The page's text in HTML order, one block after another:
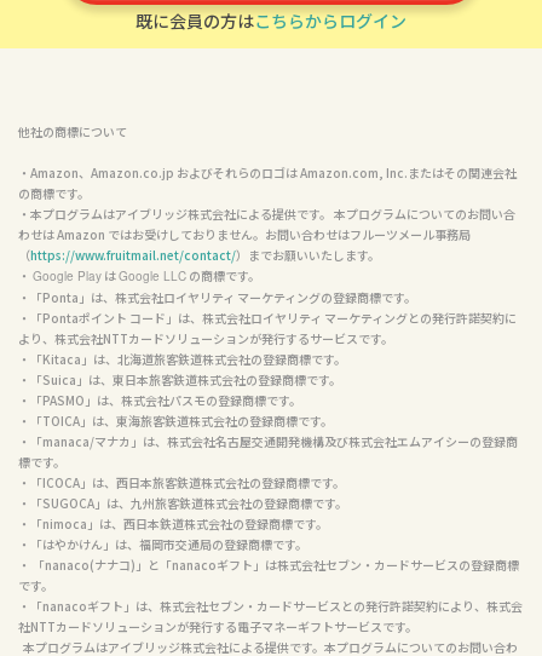
既に会員の方はこちらからログイン
他社の商標について
・Amazon、Amazon.co.jp およびそれらのロゴは Amazon.com, Inc.またはその関連会社
の商標です。
・本プログラムはアイブリッジ株式会社による提供です。 本プログラムについてのお問い合
わせは Amazon ではお受けしておりません。お問い合わせはフルーツメール事務局
（https://www.fruitmail.net/contact/）までお願いいたします。
・ Google Play は Google LLC の商標です。
・「Ponta」は、株式会社ロイヤリティ マーケティングの登録商標です。
・「Pontaポイント コード」は、株式会社ロイヤリティ マーケティングとの発行許諾契約に
より、株式会社NTTカードソリューションが発行するサービスです。
・「Kitaca」は、北海道旅客鉄道株式会社の登録商標です。
・「Suica」は、東日本旅客鉄道株式会社の登録商標です。
・「PASMO」は、株式会社パスモの登録商標です。
・「TOICA」は、東海旅客鉄道株式会社の登録商標です。
・「manaca/マナカ」は、株式会社名古屋交通開発機構及び株式会社エムアイシーの登録商
標です。
・「ICOCA」は、西日本旅客鉄道株式会社の登録商標です。
・「SUGOCA」は、九州旅客鉄道株式会社の登録商標です。
・「nimoca」は、西日本鉄道株式会社の登録商標です。
・「はやかけん」は、福岡市交通局の登録商標です。
・ 「nanaco(ナナコ)」と「nanacoギフト」は株式会社セブン・カードサービスの登録商標
です。
・「nanacoギフト」は、株式会社セブン・カードサービスとの発行許諾契約により、株式会
社NTTカードソリューションが発行する電子マネーギフトサービスです。